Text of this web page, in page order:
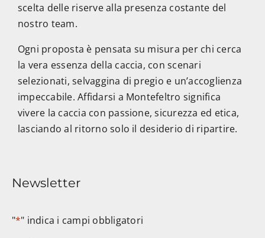
scelta delle riserve alla presenza costante del
nostro team.
Ogni proposta è pensata su misura per chi cerca
la vera essenza della caccia, con scenari
selezionati, selvaggina di pregio e un’accoglienza
impeccabile. Affidarsi a Montefeltro significa
vivere la caccia con passione, sicurezza ed etica,
lasciando al ritorno solo il desiderio di ripartire.
Newsletter
"*" indica i campi obbligatori